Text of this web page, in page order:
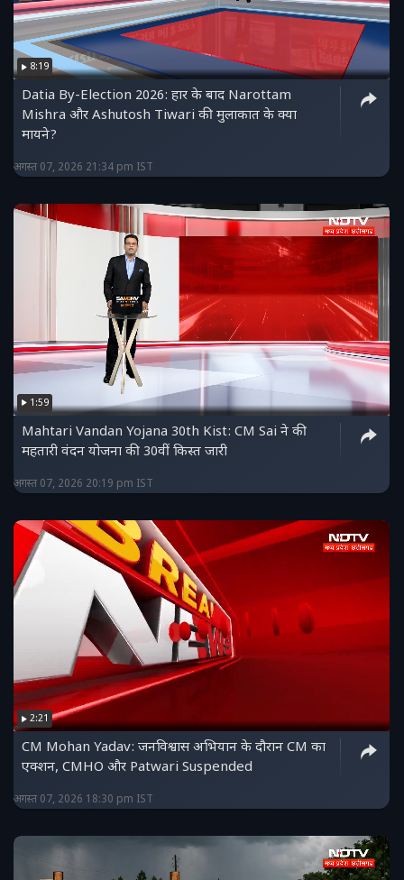
8:19
Datia By-Election 2026: हार के बाद Narottam
Mishra और Ashutosh Tiwari की मुलाकात के क्या
मायने?
अगस्त 07, 2026 21:34 pm IST
1:59
Mahtari Vandan Yojana 30th Kist: CM Sai ने की
महतारी वंदन योजना की 30वीं किस्त जारी
अगस्त 07, 2026 20:19 pm IST
2:21
CM Mohan Yadav: जनविश्वास अभियान के दौरान CM का
एक्शन, CMHO और Patwari Suspended
अगस्त 07, 2026 18:30 pm IST